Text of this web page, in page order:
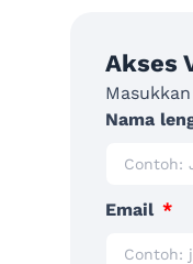
Akses
Nama
Email